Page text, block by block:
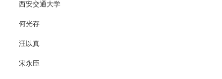
西安交通大学
何光存
汪以真
宋永臣